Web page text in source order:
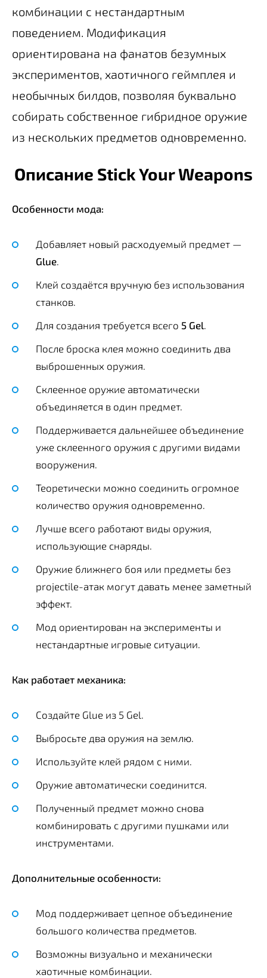
комбинации с нестандартным
поведением. Модификация
ориентирована на фанатов безумных
экспериментов, хаотичного геймплея и
необычных билдов, позволяя буквально
собирать собственное гибридное оружие
из нескольких предметов одновременно.
Описание Stick Your Weapons
Особенности мода:
Добавляет новый расходуемый предмет —
Glue
Клей создаётся вручную без использования
станков.
Для создания требуется всего 5 Gel
После броска клея можно соединить два
выброшенных оружия.
Склеенное оружие автоматически
объединяется в один предмет.
Поддерживается дальнейшее объединение
уже склеенного оружия с другими видами
вооружения.
Теоретически можно соединить огромное
количество оружия одновременно.
Лучше всего работают виды оружия,
использующие снаряды.
Оружие ближнего боя или предметы без
projectile-атак могут давать менее заметный
эффект.
Мод ориентирован на эксперименты и
нестандартные игровые ситуации.
Как работает механика:
Создайте Glue из 5 Gel.
Выбросьте два оружия на землю.
Используйте клей рядом с ними.
Оружие автоматически соединится.
Полученный предмет можно снова
комбинировать с другими пушками или
инструментами.
Дополнительные особенности:
Мод поддерживает цепное объединение
большого количества предметов.
Возможны визуально и механически
хаотичные комбинации.